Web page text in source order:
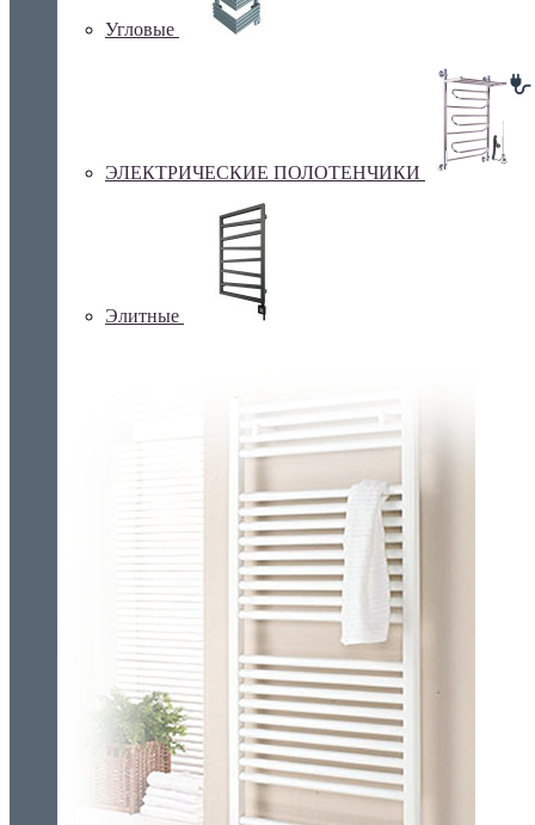
Угловые
ЭЛЕКТРИЧЕСКИЕ ПОЛОТЕНЧИКИ
Элитные